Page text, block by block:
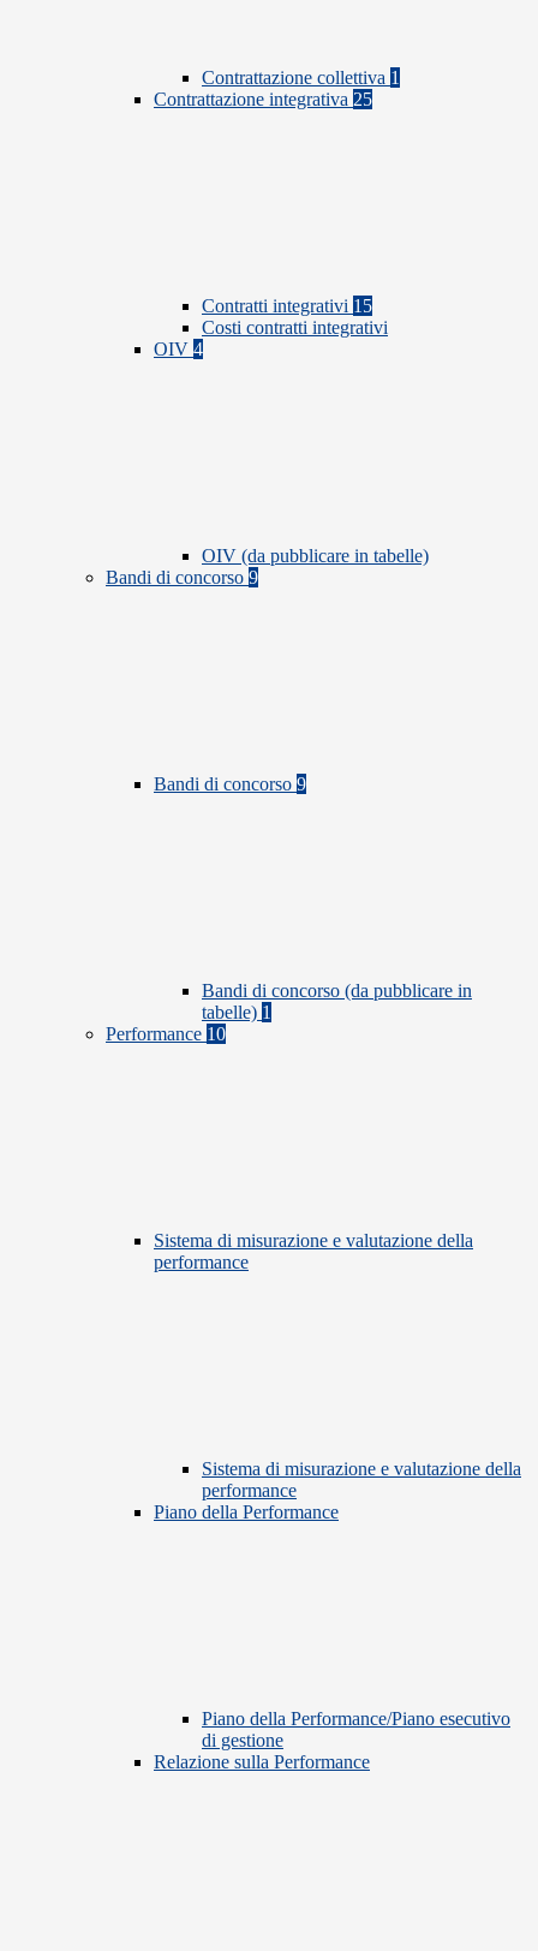
Contrattazione collettiva 1
Contrattazione integrativa 25
Contratti integrativi 15
Costi contratti integrativi
OIV 4
OIV (da pubblicare in tabelle)
Bandi di concorso 9
Bandi di concorso 9
Bandi di concorso (da pubblicare in
tabelle) 1
Performance 10
Sistema di misurazione e valutazione della
performance
Sistema di misurazione e valutazione della
performance
Piano della Performance
Piano della Performance/Piano esecutivo
di gestione
Relazione sulla Performance